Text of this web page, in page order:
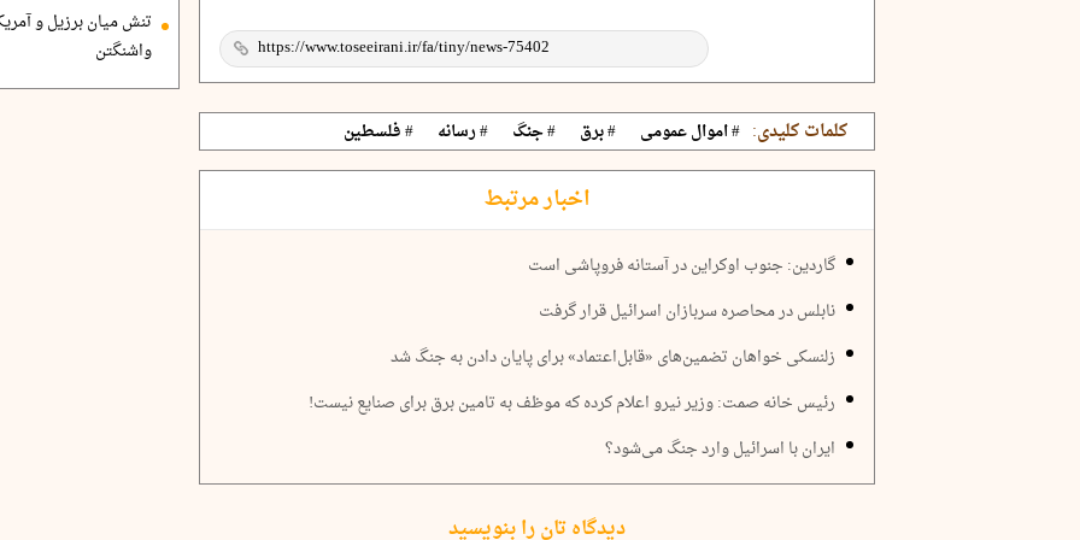
کلمات کلیدی: # اموال عمومی # برق # جنگ # رسانه # فلسطین
اخبار مرتبط
گاردین: جنوب اوکراین در آستانه فروپاشی است
نابلس در محاصره سربازان اسرائیل قرار گرفت
زلنسکی خواهان تضمین‌های «قابل‌اعتماد» برای پایان دادن به جنگ شد
رئیس خانه صمت: وزیر نیرو اعلام کرده که موظف به تامین برق برای صنایع نیست!
ایران با اسرائیل وارد جنگ می‌شود؟
دیدگاه تان را بنویسید
تنش میان برزیل و
واشنگتن